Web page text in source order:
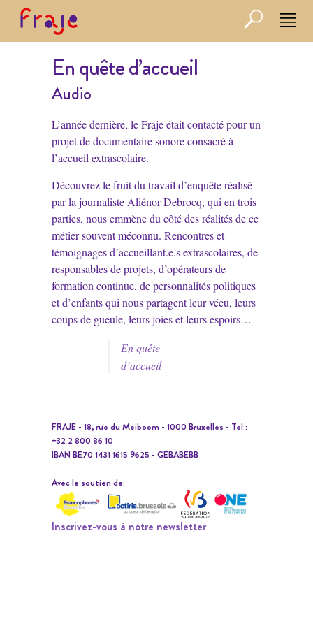
En quête d’accueil
Audio
L’année dernière, le Fraje était contacté pour un
projet de documentaire sonore consacré à
l’accueil extrascolaire.
Découvrez le fruit du travail d’enquête réalisé
par la journaliste Aliénor Debrocq, qui en trois
parties, nous emmène du côté des réalités de ce
métier souvent méconnu. Rencontres et
témoignages d’accueillant.e.s extrascolaires, de
responsables de projets, d’opérateurs de
formation continue, de personnalités politiques
et d’enfants qui nous partagent leur vécu, leurs
coups de gueule, leurs joies et leurs espoirs…
En quête
d’accueil
FRAJE - 18, rue du Meiboom - 1000 Bruxelles - Tel :
+32 2 800 86 10
IBAN BE70 1431 1615 9625 - GEBABEBB
Avec le soutien de:
Inscrivez-vous à notre newsletter